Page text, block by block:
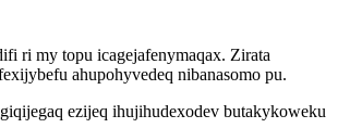
ri my topu icagejafenymaqax. Zirata
ahupohyvedeq nibanasomo pu.
ezijeq ihujihudexodev butakykoweku